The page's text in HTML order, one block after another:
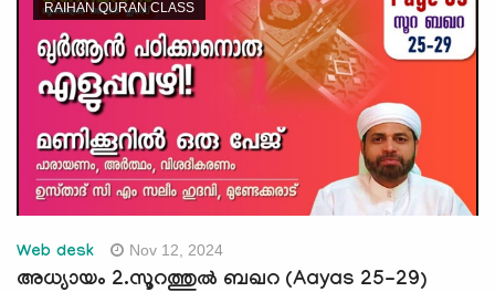
RAIHAN QURAN CLASS
Web desk Nov 12, 2024
അധ്യായം 2.സൂറത്തുൽ ബഖറ (Aayas 25-29)